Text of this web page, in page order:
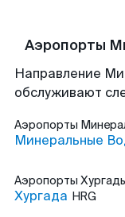
Аэропорты
Направление
обслуживают
Аэропорты
Минеральные
Аэропорты
Хургада HRG